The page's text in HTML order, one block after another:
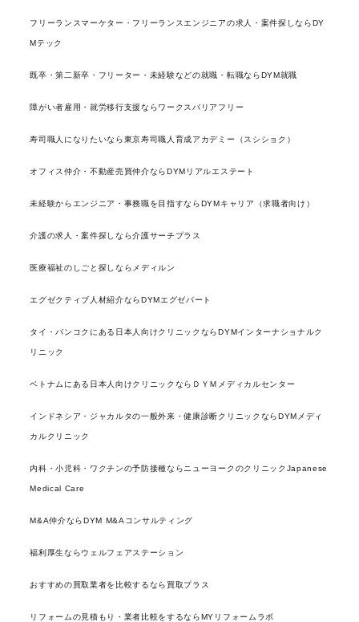
フリーランスマーケター・フリーランスエンジニアの求人・案件探しならDY
Mテック
既卒・第二新卒・フリーター・未経験などの就職・転職ならDYM就職
障がい者雇用・就労移行支援ならワークスバリアフリー
寿司職人になりたいなら東京寿司職人育成アカデミー（スシショク）
オフィス仲介・不動産売買仲介ならDYMリアルエステート
未経験からエンジニア・事務職を目指すならDYMキャリア（求職者向け）
介護の求人・案件探しなら介護サーチプラス
医療福祉のしごと探しならメディルン
エグゼクティブ人材紹介ならDYMエグゼパート
タイ・バンコクにある日本人向けクリニックならDYMインターナショナルク
リニック
ベトナムにある日本人向けクリニックならＤＹＭメディカルセンター
インドネシア・ジャカルタの一般外来・健康診断クリニックならDYMメディ
カルクリニック
内科・小児科・ワクチンの予防接種ならニューヨークのクリニックJapanese
Medical Care
M&A仲介ならDYM M&Aコンサルティング
福利厚生ならウェルフェアステーション
おすすめの買取業者を比較するなら買取プラス
リフォームの見積もり・業者比較をするならMYリフォームラボ